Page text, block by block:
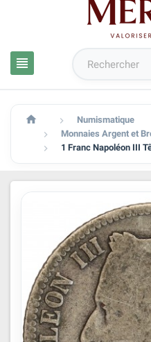

  Numismatique
 Monnaies Argent et
 1 Franc Napoléon III